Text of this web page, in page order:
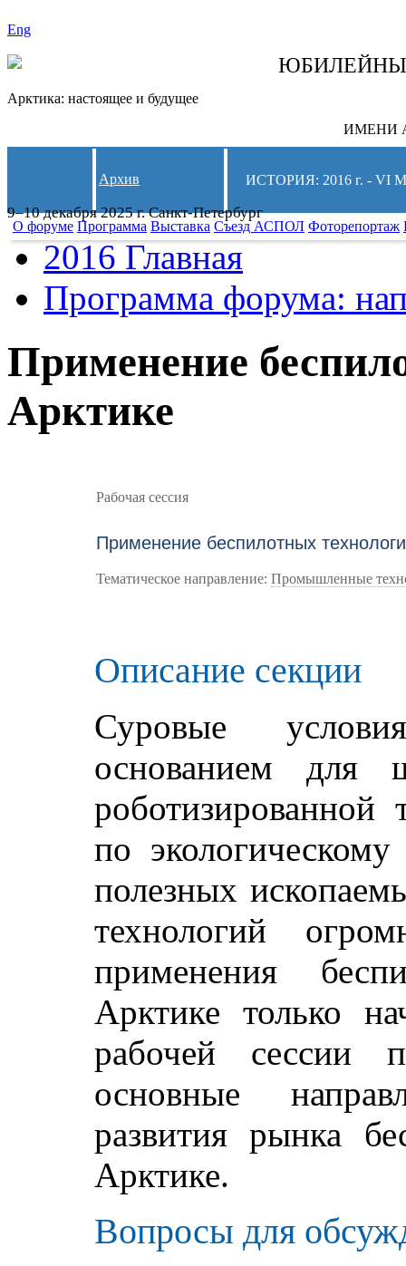
Eng
Арктика: настоящее и будущее
ИМЕНИ
9–10 декабря 2025 г. Санкт-Петербург
Архив ИСТОРИЯ: 2016 г. -
О форуме Программа Выставка Съезд АСПОЛ Фоторепортаж
2016 Главная
Программа форума:
Применение
Арктике
Рабочая сессия
Применение беспилотных
Тематическое направление:Промышленные
Описание секции
Суровые
основанием для
по
полезных
технологий
применения
Арктике только
рабочей сессии
основные
развития рынка
Арктике.
Вопросы для